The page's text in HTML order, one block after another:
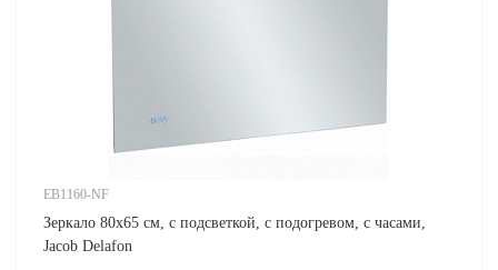
EB1160-NF
Зеркало 80х65 см, с подсветкой, с подогревом, с часами,
Jacob Delafon